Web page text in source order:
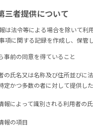
三者提供について
は法令等による場合を除いて利
項に関する記録を作成し、保管し
事前の同意を得ていること
の氏名又は名称及び住所並びに
定かつ多数の者に対して提供し
報によって識別される利用者の
報の項目